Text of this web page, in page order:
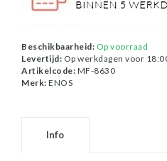
Beschikbaarheid: Op voorraad
Levertijd: Op werkdagen voor
Artikelcode: MF-8630
Merk: ENOS
Info